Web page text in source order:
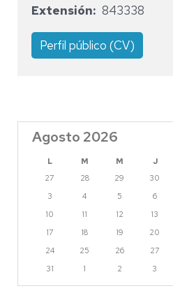
Extensión
843338
Perfil público (CV)
Agosto 2026
L M M J
27
28 29 30
3
4 5 6
10
11 12 13
17
18 19 20
24
25 26 27
31
1 2 3